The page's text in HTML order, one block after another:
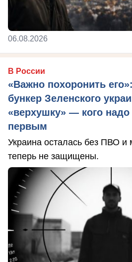
06.08.2026
В России
«Важно похоронить
бункер Зеленского
«верхушку» — кого
первым
Украина осталась без ПВО и
теперь не защищены.